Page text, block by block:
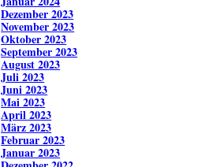
Dezember 2023
November 2023
Oktober 2023
September 2023
August 2023
Juli 2023
Juni 2023
Mai 2023
April 2023
März 2023
Februar 2023
Januar 2023